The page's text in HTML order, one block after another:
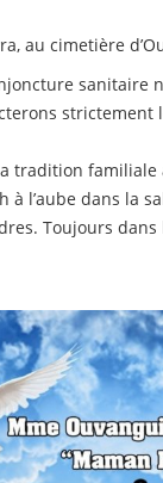
au cimetière
sanitaire
strictement
tradition familiale
à l’aube dans la
Toujours dans